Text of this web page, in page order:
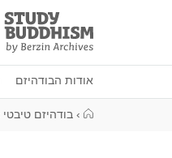
Study
Buddhism
Home
אודות הבודהיזם
› בודהיזם טיבטי